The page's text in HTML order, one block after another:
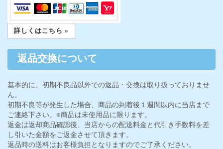
詳しくはこちら »
返品交換について
基本的に、初期不良品以外での返品・交換は取り扱っておりませ
ん。
初期不良等が発生した場合、商品の到着後１週間以内に当店まで
ご連絡下さい。※商品は未使用品に限ります。
返金は返却商品確認後、当店からの配送料金と代引き手数料を差
し引いた金額をご返金させて頂きます。
返品時の送料はお客様負担となりますのでご了承ください。